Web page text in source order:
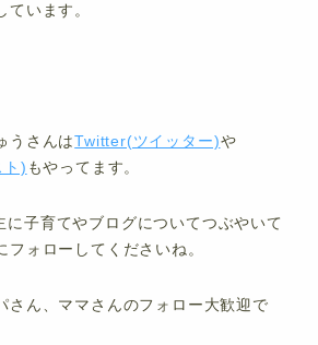
ています。
うさんはTwitter(ツイッター)や
ト) もやってます。
子育てやブログについてつぶやいて
フォローしてくださいね。
さん、ママさんのフォロー大歓迎で